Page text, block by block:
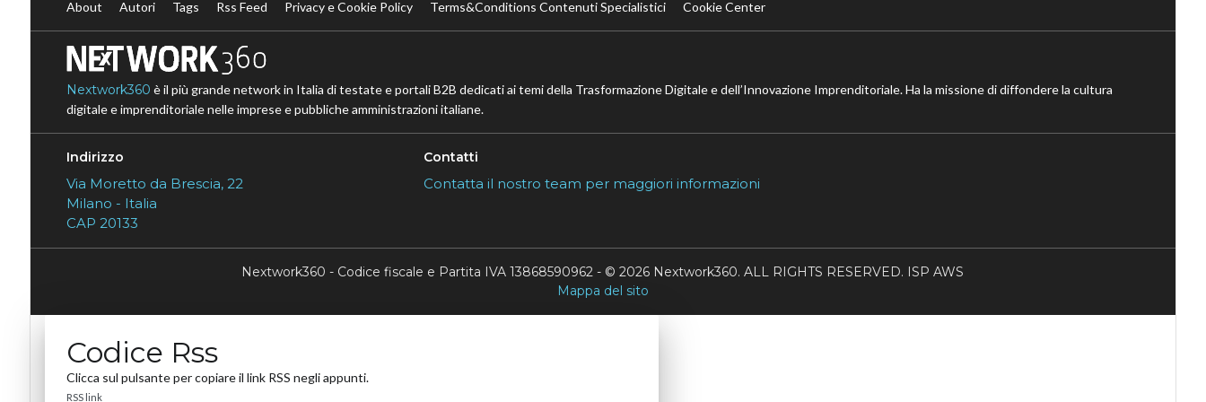
About Autori Tags Rss Feed Privacy e Cookie Policy Terms&Conditions Contenuti Specialistici Cookie Center
Nextwork360 è il più grande network in Italia di testate e portali B2B dedicati ai temi della Trasformazione Digitale e dell’Innovazione Imprenditoriale. Ha la missione di diffondere la cultura
digitale e imprenditoriale nelle imprese e pubbliche amministrazioni italiane.
Indirizzo
Via Moretto da Brescia, 22
Milano - Italia
CAP 20133
Contatti
Contatta il nostro team per maggiori informazioni
Nextwork360 - Codice fiscale e Partita IVA 13868590962 - © 2026 Nextwork360. ALL RIGHTS RESERVED. ISP AWS
Mappa del sito
Codice Rss
Clicca sul pulsante per copiare il link RSS negli appunti.
RSS link